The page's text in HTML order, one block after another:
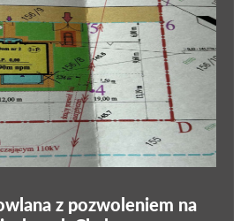
z pozwoleniem na